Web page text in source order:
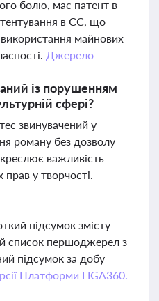
болю, має патент в
в ЄС, що
майнових
Джерело
із порушенням
сфері?
звинувачений у
роману без дозволу
важливість
у творчості.
підсумок змісту
список першоджерел з
підсумок за добу
Платформи LIGA360.